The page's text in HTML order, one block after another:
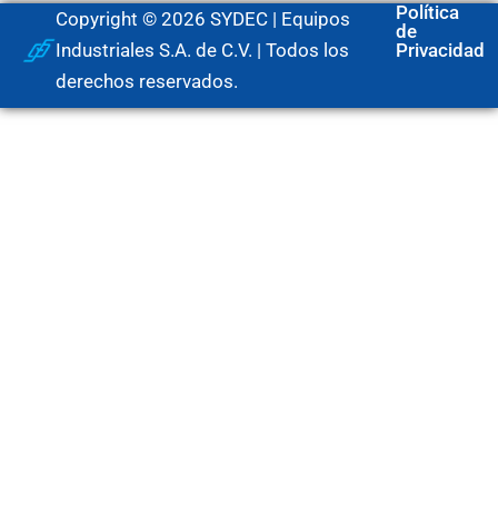
Copyright © 2026 SYDEC | Equipos
Industriales S.A. de C.V. | Todos los
derechos reservados.
Política
de
Privacidad